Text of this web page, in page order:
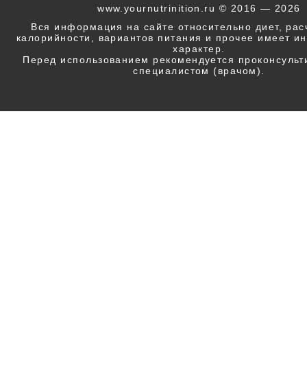
www.yournutrinition.ru © 2016 — 2026
Вся информация на сайте относительно диет,
калорийности, вариантов питания и прочее имеет
характер.
Перед использованием рекомендуется
специалистом (врачом).